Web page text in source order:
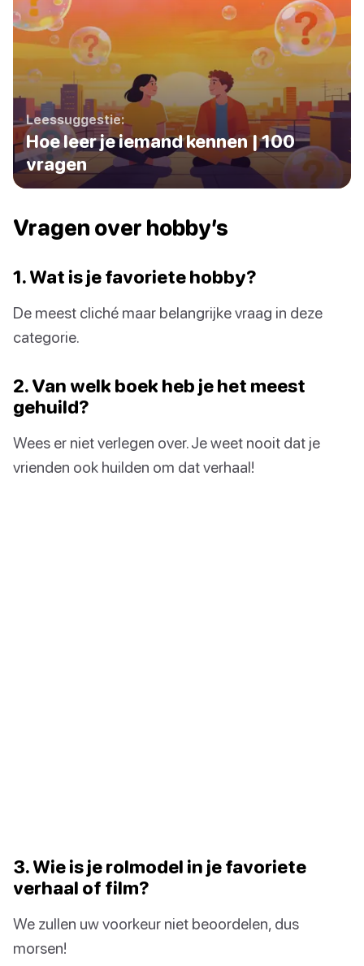
Leessuggestie:
Hoe leer je iemand kennen | 100
vragen
Vragen over hobby’s
1. Wat is je favoriete hobby?
De meest cliché maar belangrijke vraag in deze
categorie.
2. Van welk boek heb je het meest
gehuild?
Wees er niet verlegen over. Je weet nooit dat je
vrienden ook huilden om dat verhaal!
3. Wie is je rolmodel in je favoriete
verhaal of film?
We zullen uw voorkeur niet beoordelen, dus
morsen!